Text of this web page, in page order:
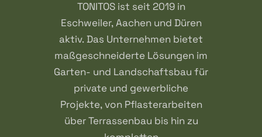
TONITOS ist seit 2019 in
Eschweiler, Aachen und Düren
aktiv. Das Unternehmen bietet
maßgeschneiderte Lösungen im
Garten- und Landschaftsbau für
private und gewerbliche
Projekte, von Pflasterarbeiten
über Terrassenbau bis hin zu